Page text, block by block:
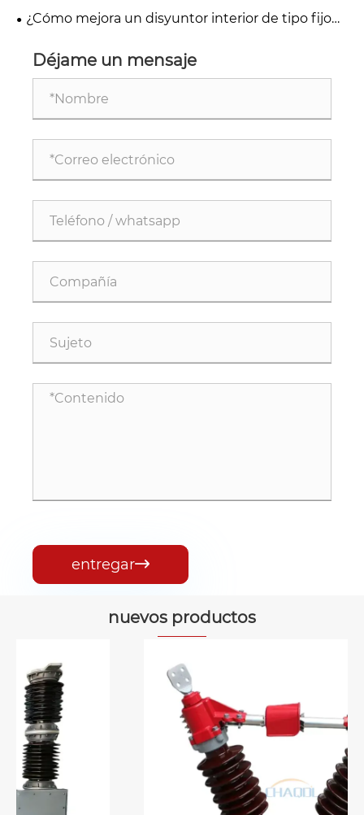
lateral de 24 kV la seguridad del sistema de
energía de media tensión?
¿Cómo mejora un disyuntor interior de tipo fijo
media tensión?
Déjame un mensaje
entregar
nuevos productos